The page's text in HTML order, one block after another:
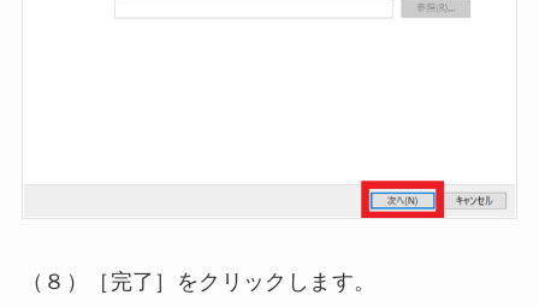
（８）［完了］をクリックします。